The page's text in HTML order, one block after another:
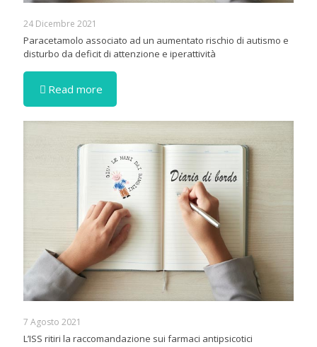
24 Dicembre 2021
Paracetamolo associato ad un aumentato rischio di autismo e
disturbo da deficit di attenzione e iperattività
Read more
7 Agosto 2021
L’ISS ritiri la raccomandazione sui farmaci antipsicotici